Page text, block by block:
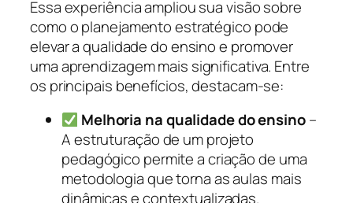
Essa experiência ampliou sua visão sobre
como o planejamento estratégico pode
elevar a qualidade do ensino e promover
uma aprendizagem mais significativa. Entre
os principais benefícios, destacam-se:
Melhoria na qualidade do ensino–
A estruturação de um projeto
pedagógico permite a criação de uma
metodologia que torna as aulas mais
dinâmicas e contextualizadas.